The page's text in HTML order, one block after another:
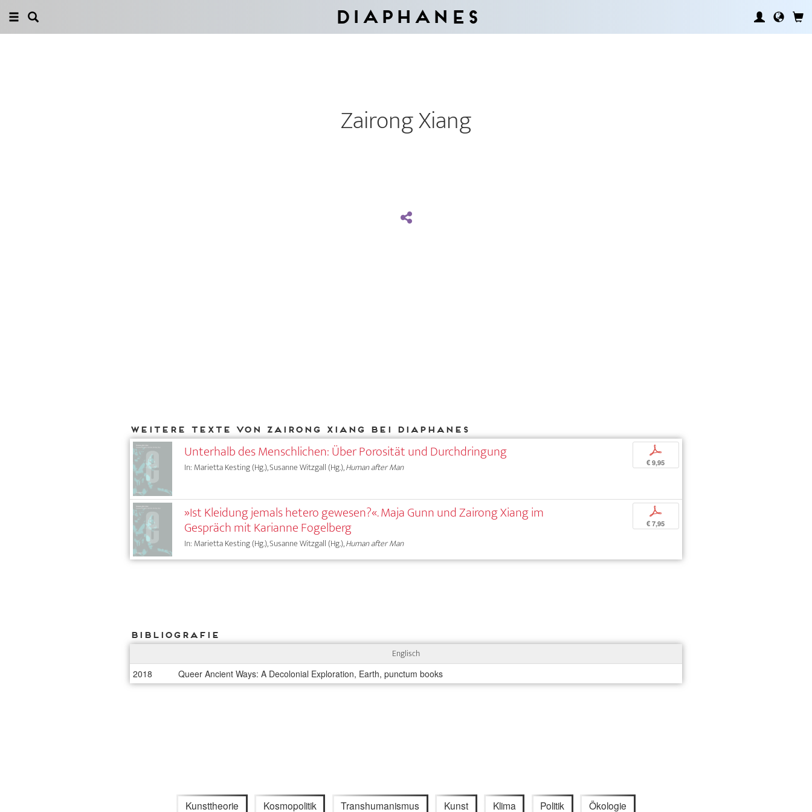
Diaphanes
Zairong Xiang
Weitere Texte von Zairong Xiang bei DIAPHANES
Unterhalb des Menschlichen: Über Porosität und Durchdringung
In: Marietta Kesting (Hg.), Susanne Witzgall (Hg.),Human after Man
p
€ 9,95
»Ist Kleidung jemals hetero gewesen?«. Maja Gunn und Zairong Xiang im
Gespräch mit Karianne Fogelberg
In: Marietta Kesting (Hg.), Susanne Witzgall (Hg.),Human after Man
p
€ 7,95
Bibliografie
Englisch
2018 Queer Ancient Ways: A Decolonial Exploration, Earth, punctum books
Kunsttheorie Kosmopolitik Transhumanismus Kunst Klima Politik Ökologie